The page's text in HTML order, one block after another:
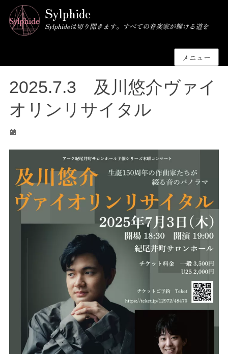
Sylphide
Sylphideは切り開きます。すべての音楽家が輝ける道を
メニュー
2025.7.3 及川悠介ヴァイ
オリンリサイタル
投